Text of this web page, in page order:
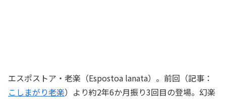
エスポストア・老楽（Espostoa lanata）。前回（記事：
こしまがり老楽）より約2年6か月振り3回目の登場。幻楽